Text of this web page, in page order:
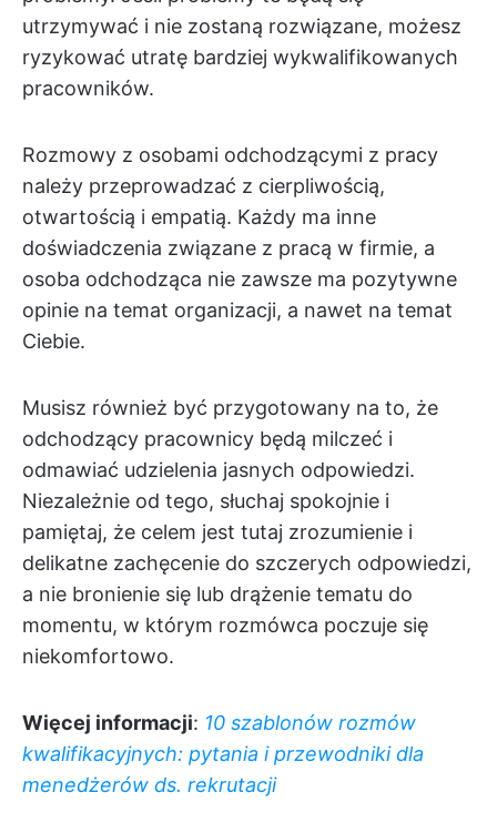
utrzymywać i nie zostaną rozwiązane, możesz
ryzykować utratę bardziej wykwalifikowanych
pracowników.
Rozmowy z osobami odchodzącymi z pracy
należy przeprowadzać z cierpliwością,
otwartością i empatią. Każdy ma inne
doświadczenia związane z pracą w firmie, a
osoba odchodząca nie zawsze ma pozytywne
opinie na temat organizacji, a nawet na temat
Ciebie.
Musisz również być przygotowany na to, że
odchodzący pracownicy będą milczeć i
odmawiać udzielenia jasnych odpowiedzi.
Niezależnie od tego, słuchaj spokojnie i
pamiętaj, że celem jest tutaj zrozumienie i
delikatne zachęcenie do szczerych odpowiedzi,
a nie bronienie się lub drążenie tematu do
momentu, w którym rozmówca poczuje się
niekomfortowo.
Więcej informacji: 10 szablonów rozmów
kwalifikacyjnych: pytania i przewodniki dla
menedżerów ds. rekrutacji